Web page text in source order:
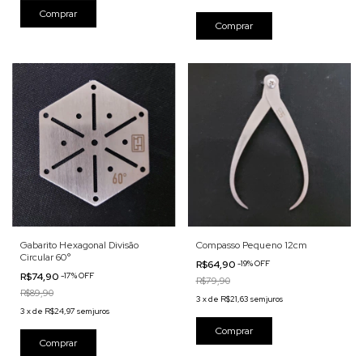
Gabarito Hexagonal Divisão
Circular 60°
R$74,90 -17%OFF
R$89,90
3 xde R$24,97 sem juros
Compasso Pequeno 12cm
R$64,90 -19%OFF
R$79,90
3 xde R$21,63 sem juros